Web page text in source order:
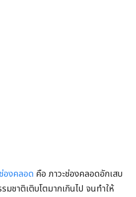
องคลอด คือ ภาวะช่องคลอดอักเสบ
ชาติเติบโตมากเกินไป จนทำให้